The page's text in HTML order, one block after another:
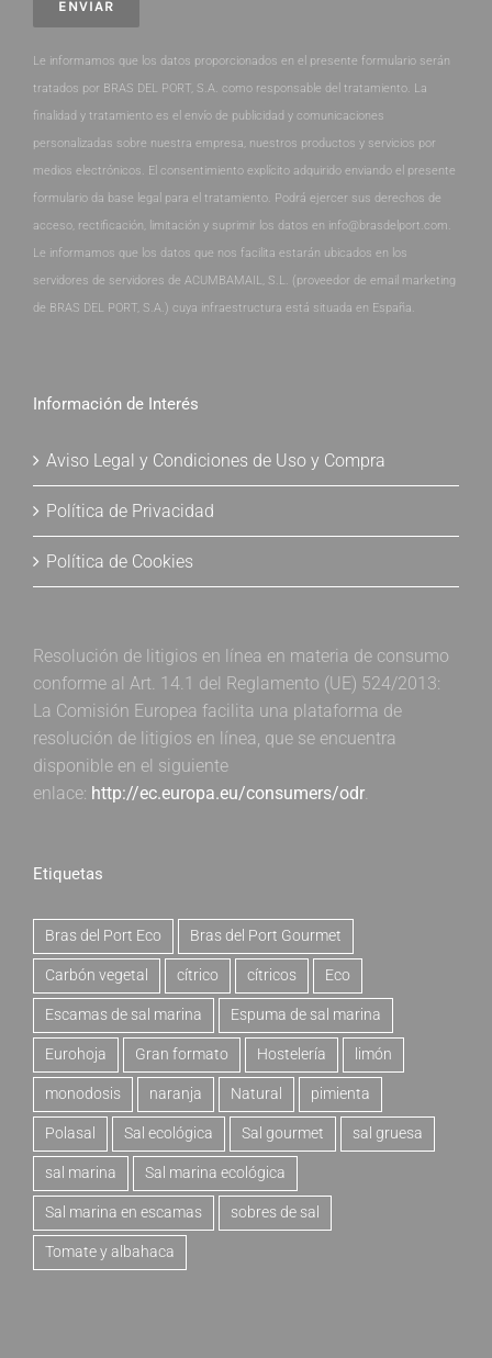
Le informamos que los datos proporcionados en el presente formulario serán
tratados por BRAS DEL PORT, S.A. como responsable del tratamiento. La
finalidad y tratamiento es el envío de publicidad y comunicaciones
personalizadas sobre nuestra empresa, nuestros productos y servicios por
medios electrónicos. El consentimiento explícito adquirido enviando el presente
formulario da base legal para el tratamiento. Podrá ejercer sus derechos de
acceso, rectificación, limitación y suprimir los datos en info@brasdelport.com.
Le informamos que los datos que nos facilita estarán ubicados en los
servidores de servidores de ACUMBAMAIL, S.L. (proveedor de email marketing
de BRAS DEL PORT, S.A.) cuya infraestructura está situada en España.
Información de Interés
Aviso Legal y Condiciones de Uso y Compra
Política de Privacidad
Política de Cookies
Resolución de litigios en línea en materia de consumo
conforme al Art. 14.1 del Reglamento (UE) 524/2013:
La Comisión Europea facilita una plataforma de
resolución de litigios en línea, que se encuentra
disponible en el siguiente
enlace: http://ec.europa.eu/consumers/odr.
Etiquetas
Bras del Port Eco Bras del Port Gourmet
Carbón vegetal cítrico cítricos Eco
Escamas de sal marina Espuma de sal marina
Eurohoja Gran formato Hostelería limón
monodosis naranja Natural pimienta
Polasal Sal ecológica Sal gourmet sal gruesa
sal marina Sal marina ecológica
Sal marina en escamas sobres de sal
Tomate y albahaca